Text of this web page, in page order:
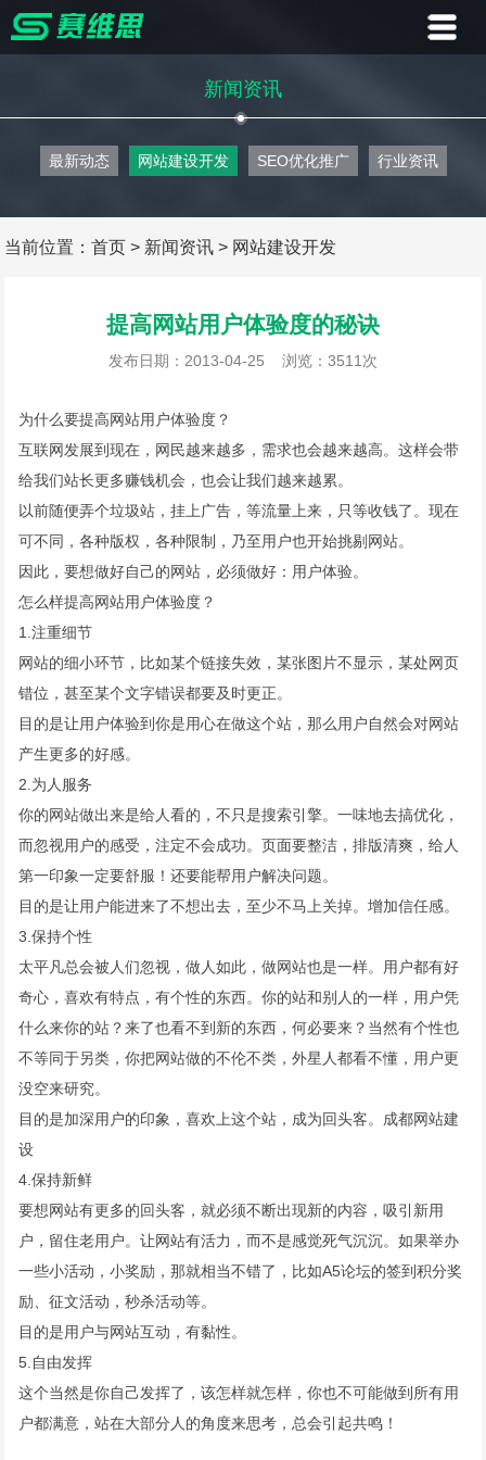
新闻资讯
最新动态 网站建设开发 SEO优化推广 行业资讯
当前位置：首页 > 新闻资讯 > 网站建设开发
提高网站用户体验度的秘诀
发布日期：2013-04-25 浏览：3511次
为什么要提高网站用户体验度？
互联网发展到现在，网民越来越多，需求也会越来越高。这样会带
给我们站长更多赚钱机会，也会让我们越来越累。
以前随便弄个垃圾站，挂上广告，等流量上来，只等收钱了。现在
可不同，各种版权，各种限制，乃至用户也开始挑剔网站。
因此，要想做好自己的网站，必须做好：用户体验。
怎么样提高网站用户体验度？
1.注重细节
网站的细小环节，比如某个链接失效，某张图片不显示，某处网页
错位，甚至某个文字错误都要及时更正。
目的是让用户体验到你是用心在做这个站，那么用户自然会对网站
产生更多的好感。
2.为人服务
你的网站做出来是给人看的，不只是搜索引擎。一味地去搞优化，
而忽视用户的感受，注定不会成功。页面要整洁，排版清爽，给人
第一印象一定要舒服！还要能帮用户解决问题。
目的是让用户能进来了不想出去，至少不马上关掉。增加信任感。
3.保持个性
太平凡总会被人们忽视，做人如此，做网站也是一样。用户都有好
奇心，喜欢有特点，有个性的东西。你的站和别人的一样，用户凭
什么来你的站？来了也看不到新的东西，何必要来？当然有个性也
不等同于另类，你把网站做的不伦不类，外星人都看不懂，用户更
没空来研究。
目的是加深用户的印象，喜欢上这个站，成为回头客。 成都网站建
设
4.保持新鲜
要想网站有更多的回头客，就必须不断出现新的内容，吸引新用
户，留住老用户。让网站有活力，而不是感觉死气沉沉。如果举办
一些小活动，小奖励，那就相当不错了，比如A5论坛的签到积分奖
励、征文活动，秒杀活动等。
目的是用户与网站互动，有黏性。
5.自由发挥
这个当然是你自己发挥了，该怎样就怎样，你也不可能做到所有用
户都满意，站在大部分人的角度来思考，总会引起共鸣！